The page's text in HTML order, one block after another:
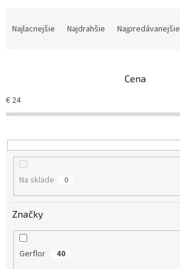
e
p
r
d
Najlacnejšie Najdrahšie Najpredávanejšie
Cena
€ 24
Na sklade 0
Značky
Gerflor 40